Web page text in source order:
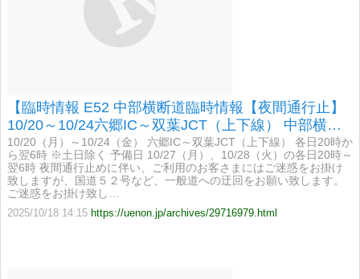
【臨時情報 E52 中部横断道臨時情報【夜間通行止】
10/20～10/24六郷IC～双葉JCT（上下線） 中部横断
道について工事のため下記の通り通行止め】
10/20（月）～10/24（金） 六郷IC～双葉JCT（上下線） 各日20時か
ら翌6時 ※土日除く 予備日 10/27（月）、10/28（火）の各日20時～
翌6時 夜間通行止めに伴い、ご利用のお客さまにはご迷惑をお掛け
致しますが、国道５２号など、一般道への迂回をお願い致します。
ご迷惑をお掛け致し…
2025/10/18 14:15 https://uenon.jp/archives/29716979.html